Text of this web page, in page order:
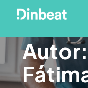
Autor: